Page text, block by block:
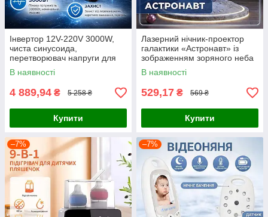
Інвертор 12V-220V 3000W,
чиста синусоида,
перетворювач напруги для
дому
В наявності
4 889,94 ₴ 5 258 ₴
Купити
Лазерний нічник-проектор
галактики «Астронавт» із
зображенням зоряного неба
та пультом дистанційного
керування,
В наявності
529,17 ₴ 569 ₴
Купити
–7% –7%